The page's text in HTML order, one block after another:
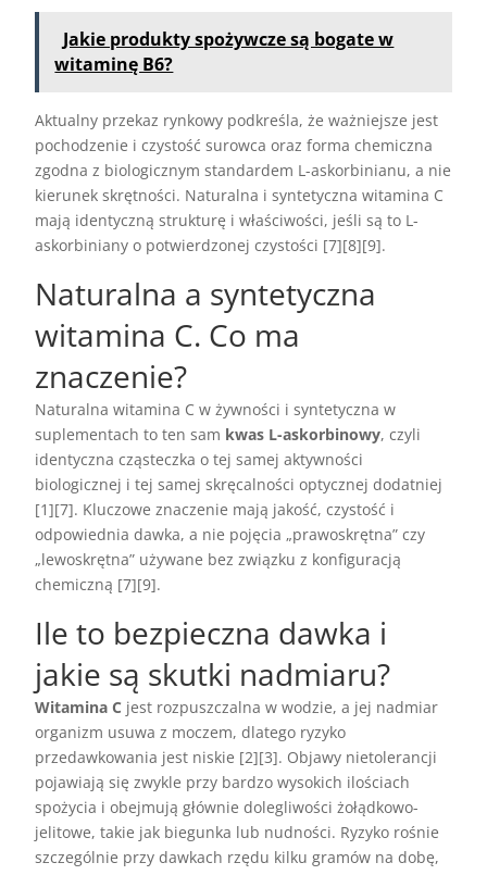
Jakie produkty spożywcze są bogate w
witaminę B6?
Aktualny przekaz rynkowy podkreśla, że ważniejsze jest
pochodzenie i czystość surowca oraz forma chemiczna
zgodna z biologicznym standardem L-askorbinianu, a nie
kierunek skrętności. Naturalna i syntetyczna witamina C
mają identyczną strukturę i właściwości, jeśli są to L-
askorbiniany o potwierdzonej czystości [7][8][9].
Naturalna a syntetyczna
witamina C. Co ma
znaczenie?
Naturalna witamina C w żywności i syntetyczna w
suplementach to ten sam kwas L-askorbinowy, czyli
identyczna cząsteczka o tej samej aktywności
biologicznej i tej samej skręcalności optycznej dodatniej
[1][7]. Kluczowe znaczenie mają jakość, czystość i
odpowiednia dawka, a nie pojęcia „prawoskrętna” czy
„lewoskrętna” używane bez związku z konfiguracją
chemiczną [7][9].
Ile to bezpieczna dawka i
jakie są skutki nadmiaru?
Witamina C jest rozpuszczalna w wodzie, a jej nadmiar
organizm usuwa z moczem, dlatego ryzyko
przedawkowania jest niskie [2][3]. Objawy nietolerancji
pojawiają się zwykle przy bardzo wysokich ilościach
spożycia i obejmują głównie dolegliwości żołądkowo-
jelitowe, takie jak biegunka lub nudności. Ryzyko rośnie
szczególnie przy dawkach rzędu kilku gramów na dobę,